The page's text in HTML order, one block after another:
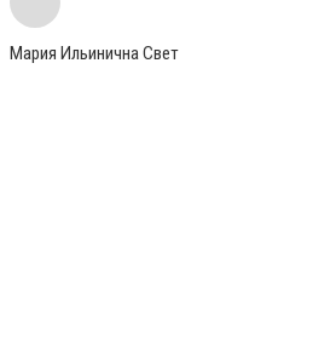
Мария Ильинична Свет